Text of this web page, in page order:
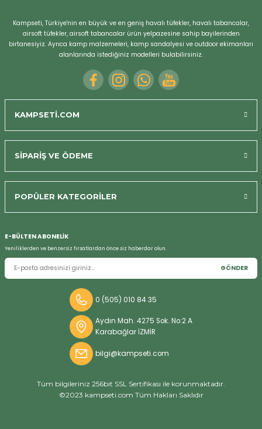
Kampseti, Türkiye'nin en büyük ve en geniş havalı tüfekler, havalı tabancalar,
airsoft tüfekler, airsoft tabancalar ürün yelpazesine sahip bayilerinden
birtanesiyiz. Ayrıca kamp malzemeleri, kamp sandalyesi ve outdoor ekimanları
alanlarında istediğiniz modelleri bulabilirsiniz.
KAMPSETİ.COM
SİPARİŞ VE ÖDEME
POPÜLER KATEGORİLER
E-BÜLTEN ABONELİK
Yeniliklerden ve benzersiz fırsatlardan önce siz haberdar olun.
GÖNDER
0 (505) 010 84 35
Aydın Mah. 4275 Sok. No:2 A
Karabağlar İZMİR
bilgi@kampseti.com
Tüm bilgileriniz 256bit SSL Sertifikası ile korunmaktadır.
©2023 kampseti.com Tüm Hakları Saklıdır
Bizi Arayın